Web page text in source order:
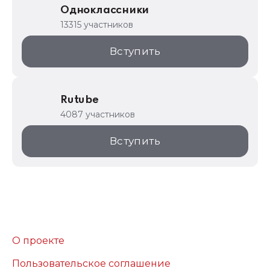
Одноклассники
13315 участников
Вступить
Rutube
4087 участников
Вступить
О проекте
Пользовательское соглашение